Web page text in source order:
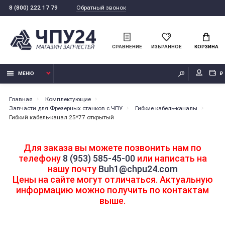
8 (800) 222 17 79 Обратный звонок
СРАВНЕНИЕ ИЗБРАННОЕ КОРЗИНА
МЕНЮ ₽
Главная
Комплектующие
Запчасти для Фрезерных станков с ЧПУ
Гибкие кабель-каналы
Гибкий кабель-канал 25*77 открытый
Для заказа вы можете позвонить нам по
телефону 8 (953) 585-45-00или написать на
нашу почту Buh1@chpu24.com
Цены на сайте могут отличаться. Актуальную
информацию можно получить по контактам
выше.